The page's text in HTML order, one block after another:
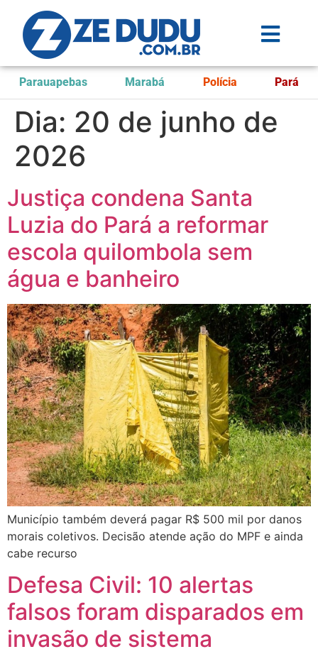
Parauapebas Marabá Polícia Pará
Dia: 20 de junho de
2026
Justiça condena Santa
Luzia do Pará a reformar
escola quilombola sem
água e banheiro
Município também deverá pagar R$ 500 mil por danos
morais coletivos. Decisão atende ação do MPF e ainda
cabe recurso
Defesa Civil: 10 alertas
falsos foram disparados em
invasão de sistema